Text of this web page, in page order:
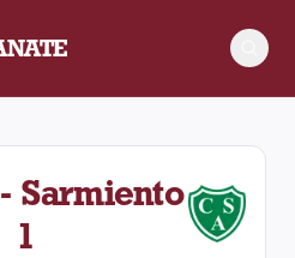
y Sarmiento disputado el
Sarmiento
1